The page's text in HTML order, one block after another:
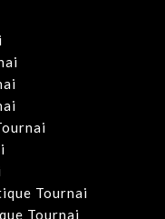
Tournai
Tournai